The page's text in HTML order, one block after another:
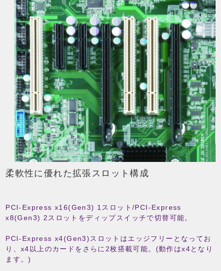
柔軟性に優れた拡張スロット構成
PCI-Express x16(Gen3) 1スロット/PCI-Express
x8(Gen3) 2スロットをディップスイッチで切替可能。
PCI-Express x4(Gen3)スロットはエッジフリーとなってお
り、x4以上のカードをさらに2枚搭載可能。(動作はx4となり
ます。)